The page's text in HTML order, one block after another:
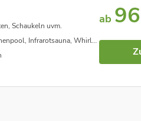
Schaukeln uvm.
Infrarotsauna, Whirlpool uvm.
ab